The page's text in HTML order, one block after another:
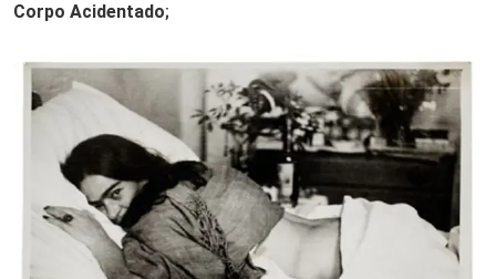
Corpo Acidentado;